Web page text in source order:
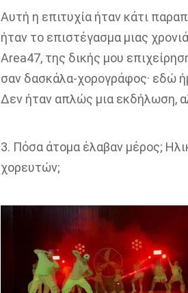
Αυτή η επιτυχία ήταν κάτι
ήταν το επιστέγασμα μιας
Area47, της δικής μου
σαν δασκάλα-χορογράφος· εδώ
Δεν ήταν απλώς μια εκδήλωση,
3. Πόσα άτομα έλαβαν μέρος;
χορευτών;